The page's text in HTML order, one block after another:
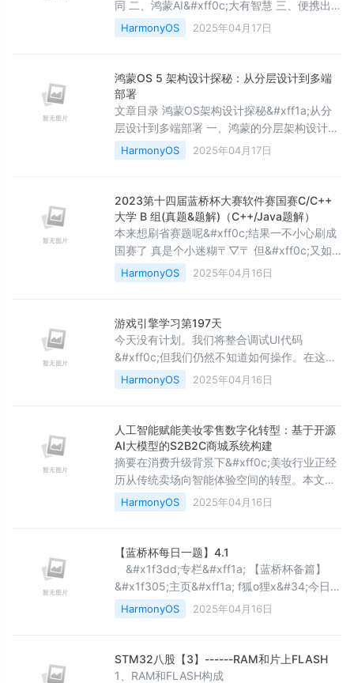
同 二、鸿蒙AI&#xff0c;大有智慧 三、便携出行
&#xff0c;大有不同 四、首款全面搭载
HarmonyOS 5 的手机 五、卓越性能&#xff0c;
热&#xff1a;鸿蒙电脑 HarmonyOS 5 升级计划
HarmonyOS 2025年04月17日
鸿蒙OS 5 架构设计探秘：从分层设计到多端
部署
文章目录 鸿蒙OS架构设计探秘&#xff1a;从分
层设计到多端部署 一、鸿蒙的分层架构设计
二、模块化设计的精髓 三、智慧分发设计
&#xff1a;资源的动态调度 四、一次开发
架构设计探秘&#xff1a;从分层设计到多端部署
最近两年来&#xff0c;我一直在跟进鸿蒙系统的
发展&#xff0c;从EMUI到HarmonyO
HarmonyOS 2025年04月17日
2023第十四届蓝桥杯大赛软件赛国赛C/C++
大学 B 组(真题&题解)（C++/Java题解）
本来想刷省赛题呢&#xff0c;结果一不小心刷成
国赛了 真是个小迷糊〒▽〒 但&#xff0c;又如
何( •̀ ω •́ )✧ 记录刷题的过程、感悟、题解。
希望能帮到&#xff0c;那些与我一同前行的
&#xff1a;感谢&#64;Witton的提示&#xff0c;题
目部分已完成修改( •̀ ω •́ )y大纲&#xff1a;一、
子2023-&#xf
HarmonyOS 2025年04月16日
游戏引擎学习第197天
今天没有计划。我们将整合调试UI代码
&#xff0c;但我们仍然不知道如何操作。在这里
我们实时编写完整的游戏。今天的具体计划还
不确定&#xff0c;通常在开发过程中&#xff0c;我
一个系统的多个维度都可以进行优化时
&#xff0c;很难立即确定应该优先处理哪一部
分。昨天已经实现了一些基本的调试 UI 处理
&#xff0c;因此今天最合适的任务可能是进一
HarmonyOS 2025年04月16日
人工智能赋能美妆零售数字化转型：基于开源
AI大模型的S2B2C商城系统构建
摘要在消费升级背景下&#xff0c;美妆行业正经
历从传统卖场向智能体验空间的转型。本文以
&#34;未来商店&#34;为研究对象&#xff0c;探
讨开源AI大模型与S2B2C商城系统的协同效应
货-场&#34;关系。通过实证研究发现&#xff1a;
集成LLaMA 2架构的智能BA系统可使客户服务
效率提升210%&#xff0c;搭载StyleGAN
HarmonyOS 2025年04月16日
【蓝桥杯每日一题】4.1
&#x1f3dd;️专栏&#xff1a; 【蓝桥杯备篇】
&#x1f305;主页&#xff1a; f狐o狸x&#34;今日秃
头刷题&#xff0c;明日荣耀加冕&#xff01;&#34;
今天我们来练习二分算法 不熟悉二分
二分法_编程解决算术问题-CSDN博客一、牛
可乐和魔法封印 题目链接 牛可
HarmonyOS 2025年04月16日
STM32八股【3】------RAM和片上FLASH
1、RAM和FLASH构成